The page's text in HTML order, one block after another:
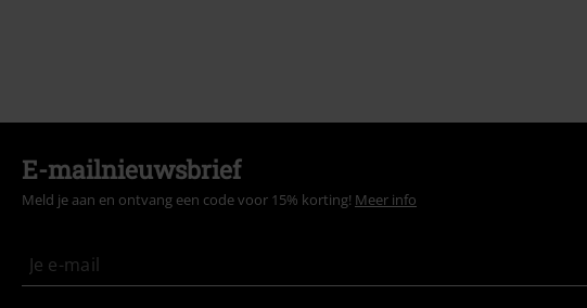
E-mailnieuwsbrief
Meld je aan en ontvang een code voor 15% korting! Meer info